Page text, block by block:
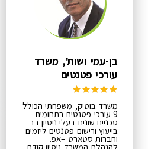
בן-עמי ושות', משרד
עורכי פטנטים
משרד בוטיק, משפחתי הכולל
9 עורכי פטנטים בתחומים
טכניים שונים בעלי ניסיון רב
בייעוץ ורישום פטנטים ליזמים
וחברות סטארט –אפ.